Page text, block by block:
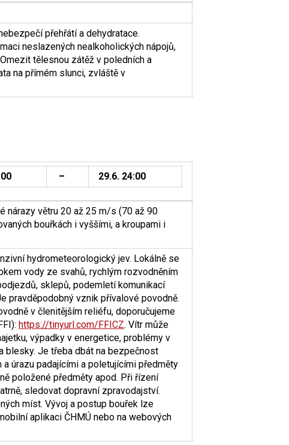
přehřátí a dehydratace.
neslazených nealkoholických nápojů,
tělesnou zátěž v poledních a
na přímém slunci, zvláště v
– 29.6. 24:00
nárazy větru 20 až 25 m/s (70 až 90
bouřkách i vyššími, a kroupami i
hydrometeorologický jev. Lokálně se
vody ze svahů, rychlým rozvodněním
sklepů, podemletí komunikací
pravděpodobný vznik přívalové povodně.
v členitějším reliéfu, doporučujeme
https://tinyurl.com/FFICZ. Vítr může
výpadky v energetice, problémy v
blesky. Je třeba dbát na bezpečnost
úrazu padajícími a poletujícími předměty
položené předměty apod. Při řízení
sledovat dopravní zpravodajství.
míst. Vývoj a postup bouřek lze
aplikaci ČHMÚ nebo na webových